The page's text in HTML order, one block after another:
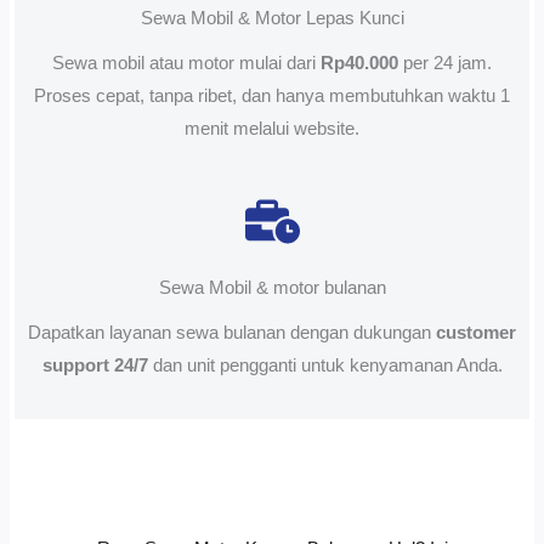
Sewa Mobil & Motor Lepas Kunci
Sewa mobil atau motor mulai dari Rp40.000 per 24 jam.
Proses cepat, tanpa ribet, dan hanya membutuhkan waktu 1
menit melalui website.
Sewa Mobil & motor bulanan
Dapatkan layanan sewa bulanan dengan dukungan customer
support 24/7dan unit pengganti untuk kenyamanan Anda.